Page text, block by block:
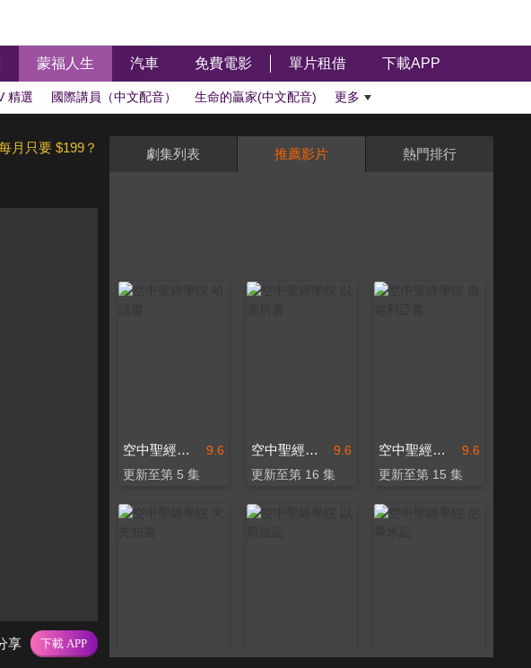
蒙福人生 汽車 免費電影 單片租借 下載APP
精選 國際講員（中文配音） 生命的贏家(中文配音) 更多
月只要 $199？
享
劇集列表 推薦影片 熱門排行
9.6
空中聖經學院 哈該書
更新至第 5 集
9.6
空中聖經學院 以弗所書
更新至第 16 集
9.6
空中聖經學院 撒迦利亞書
更新至第 15 集